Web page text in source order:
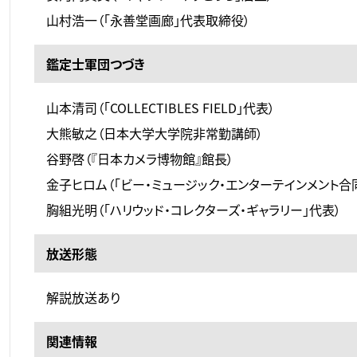
山村浩一（「永善堂画廊」代表取締役）
鑑定士軍団つづき
山本清司（「COLLECTIBLES FIELD」代表）
大熊敏之（日本大学大学院非常勤講師）
谷野啓（『日本カメラ博物館』館長）
金子ヒロム（「ビー・ミュージック・エンターテインメント合
胸組光明（「ハリウッド・コレクターズ・ギャラリー」代表）
放送形態
解説放送あり
関連情報